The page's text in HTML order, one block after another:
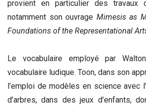
provient en particulier des travaux
notamment son ouvrage Mimesis as
Foundations of the Representational
Le vocabulaire employé par
vocabulaire ludique. Toon, dans son
l’emploi de modèles en science avec
d’arbres, dans des jeux d’enfants,